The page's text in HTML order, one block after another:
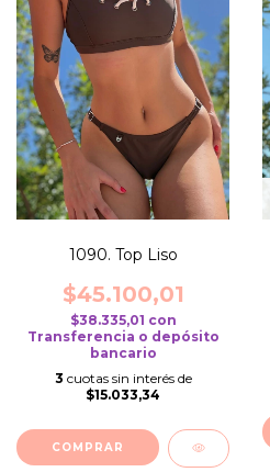
1090. Top Liso
$45.100,01
$38.335,01 con
Transferencia o depósito
bancario
3 cuotas sin interés de
$15.033,34
COMPRAR